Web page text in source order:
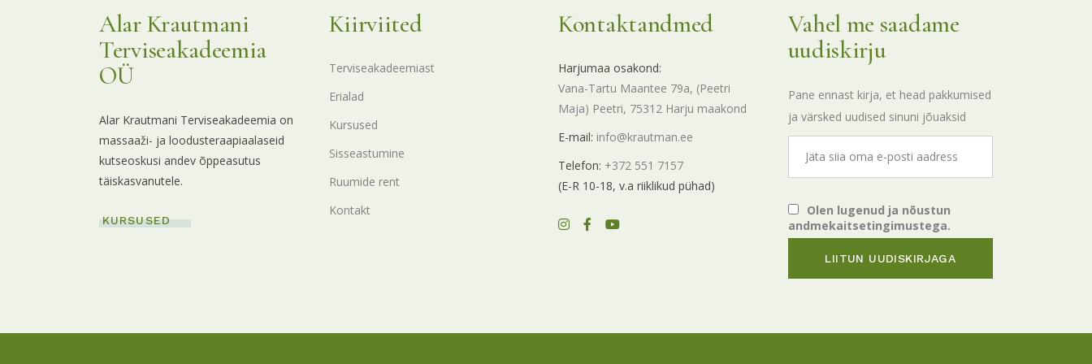
Alar Krautmani
Terviseakadeemia
OÜ
Alar Krautmani Terviseakadeemia on
massaaži- ja loodusteraapiaalaseid
kutseoskusi andev õppeasutus
täiskasvanutele.
KURSUSED
Kiirviited
Terviseakadeemiast
Erialad
Kursused
Sisseastumine
Ruumide rent
Kontakt
Kontaktandmed
Harjumaa osakond:
Vana-Tartu Maantee 79a, (Peetri
Maja) Peetri, 75312 Harju maakond
E-mail: info@krautman.ee
Telefon: +372 551 7157
(E-R 10-18, v.a riiklikud pühad)
Vahel me saadame
uudiskirju
Pane ennast kirja, et head pakkumised
ja värsked uudised sinuni jõuaksid
Olen lugenud ja nõustun
andmekaitsetingimustega.